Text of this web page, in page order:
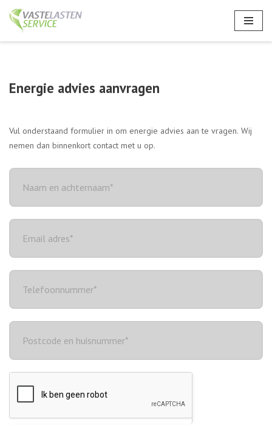
Energie advies aanvragen
energie
advies
Vul onderstaand formulier in om energie advies aan te vragen. Wij
nemen dan binnenkort contact met u op.